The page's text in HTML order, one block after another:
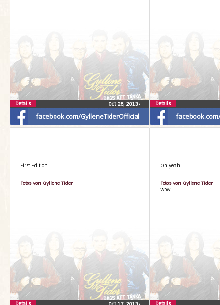
facebook.com/GylleneTiderOfficial
Oct 26, 2013•
Details Details
First Edition….
Fotos von Gyllene Tider
Details
Oh yeah!
Fotos von Gyllene Tider
Wow!
Details